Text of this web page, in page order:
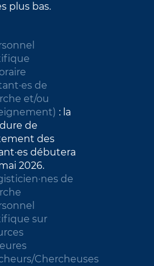
plus bas.
de
et/ou
: la
de
des
débutera
2026.
de
sur
Chercheuses